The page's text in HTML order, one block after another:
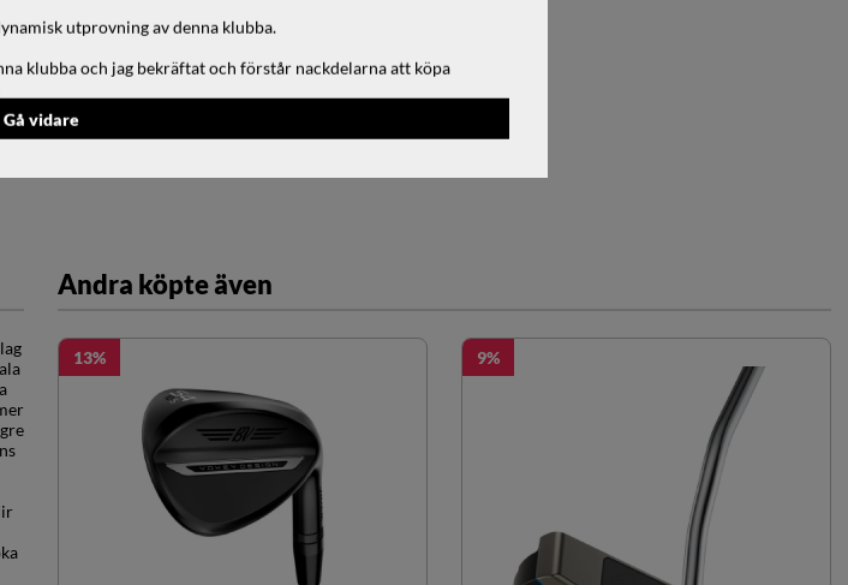
Andra köpte även
13 9
utprovning av denna klubba.
klubba och jag bekräftat och förstår nackdelarna att köpa
Gå vidare